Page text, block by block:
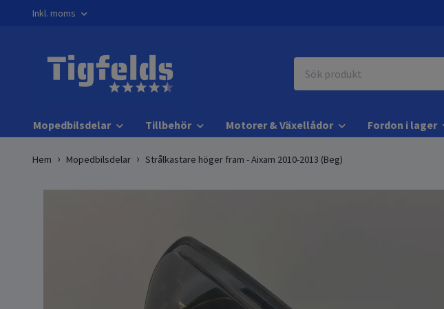
Inkl. moms
Mopedbilsdelar Tillbehör Motorer & Växellådor Fordon i lager
Hem Mopedbilsdelar Strålkastare höger fram - Aixam 2010-2013 (Beg)